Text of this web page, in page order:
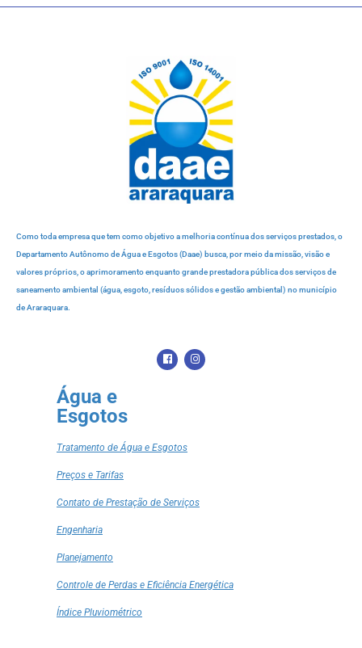
Como toda empresa que tem como objetivo a melhoria contínua dos serviços prestados, o
Departamento Autônomo de Água e Esgotos (Daae) busca, por meio da missão, visão e
valores próprios, o aprimoramento enquanto grande prestadora pública dos serviços de
saneamento ambiental (água, esgoto, resíduos sólidos e gestão ambiental) no município
de Araraquara.
Água e
Esgotos
Tratamento de Água e Esgotos
Preços e Tarifas
Contato de Prestação de Serviços
Engenharia
Planejamento
Controle de Perdas e Eficiência Energética
Índice Pluviométrico